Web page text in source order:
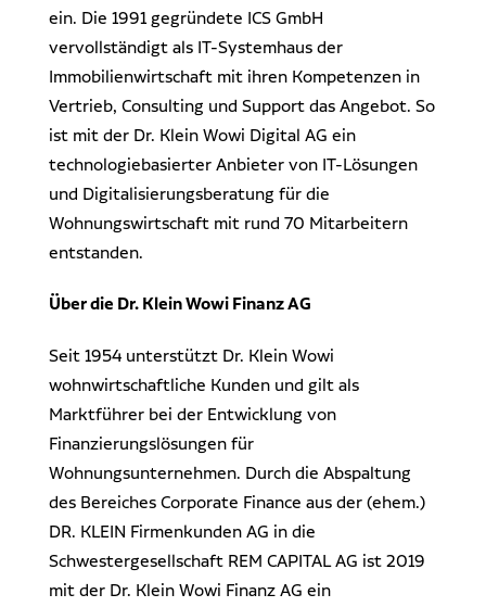
ein. Die 1991 gegründete ICS GmbH
vervollständigt als IT-Systemhaus der
Immobilienwirtschaft mit ihren Kompetenzen in
Vertrieb, Consulting und Support das Angebot. So
ist mit der Dr. Klein Wowi Digital AG ein
technologiebasierter Anbieter von IT-Lösungen
und Digitalisierungsberatung für die
Wohnungswirtschaft mit rund 70 Mitarbeitern
entstanden.
Über die Dr. Klein Wowi Finanz AG
Seit 1954 unterstützt Dr. Klein Wowi
wohnwirtschaftliche Kunden und gilt als
Marktführer bei der Entwicklung von
Finanzierungs­lösungen für
Wohnungsunternehmen. Durch die Abspaltung
des Bereiches Corporate Finance aus der (ehem.)
DR. KLEIN Firmenkunden AG in die
Schwestergesellschaft REM CAPITAL AG ist 2019
mit der Dr. Klein Wowi Finanz AG ein